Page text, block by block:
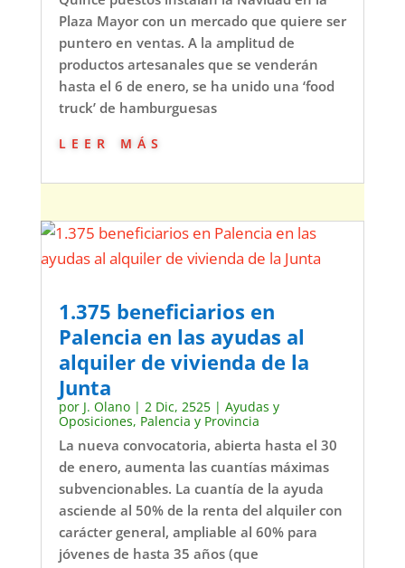
Plaza Mayor con un mercado que quiere ser
puntero en ventas. A la amplitud de
productos artesanales que se venderán
hasta el 6 de enero, se ha unido una ‘food
truck’ de hamburguesas
leer más
1.375 beneficiarios en
Palencia en las ayudas al
alquiler de vivienda de la
Junta
por J. Olano| 2 Dic, 2525| Ayudas y
Oposiciones, Palencia y Provincia
La nueva convocatoria, abierta hasta el 30
de enero, aumenta las cuantías máximas
subvencionables. La cuantía de la ayuda
asciende al 50% de la renta del alquiler con
carácter general, ampliable al 60% para
jóvenes de hasta 35 años (que